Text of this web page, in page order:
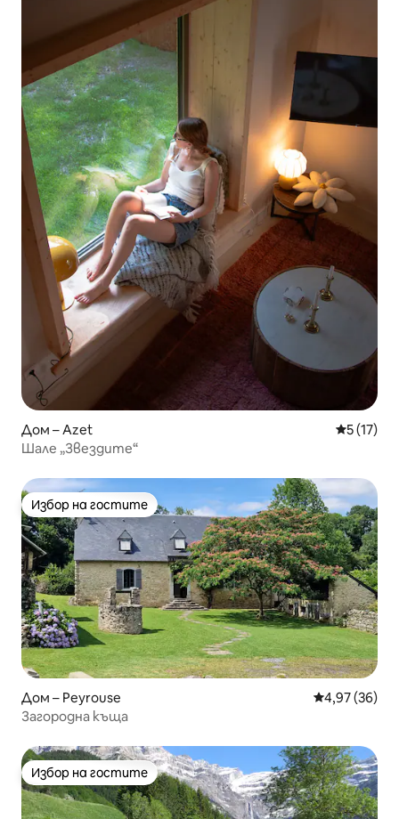
Дом – Azet Средна
5 (17)
Шале „Звездите“
Избор на гостите
Избор на гостите
Дом – Peyrouse Средна
4,97 (36)
Загородна къща
Избор на гостите
Избор на гостите